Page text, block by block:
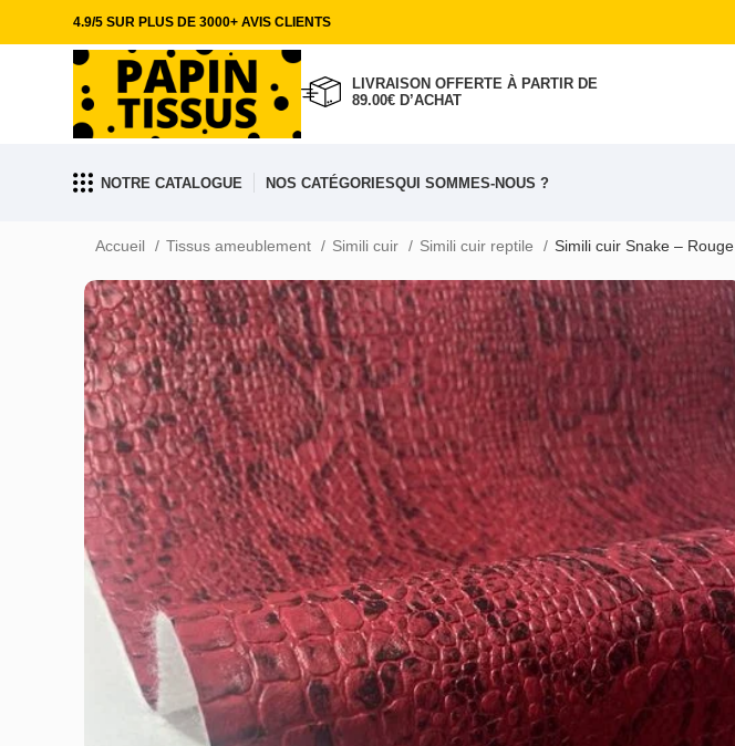
4.9/5 SUR PLUS DE 3000+ AVIS CLIENTS
LIVRAISON OFFERTE À PARTIR DE
89.00€ D’ACHAT
NOTRE CATALOGUE NOS CATÉGORIESQUI SOMMES-NOUS ?
Accueil Tissus ameublement Simili cuir Simili cuir reptile Simili cuir Snake – Rouge